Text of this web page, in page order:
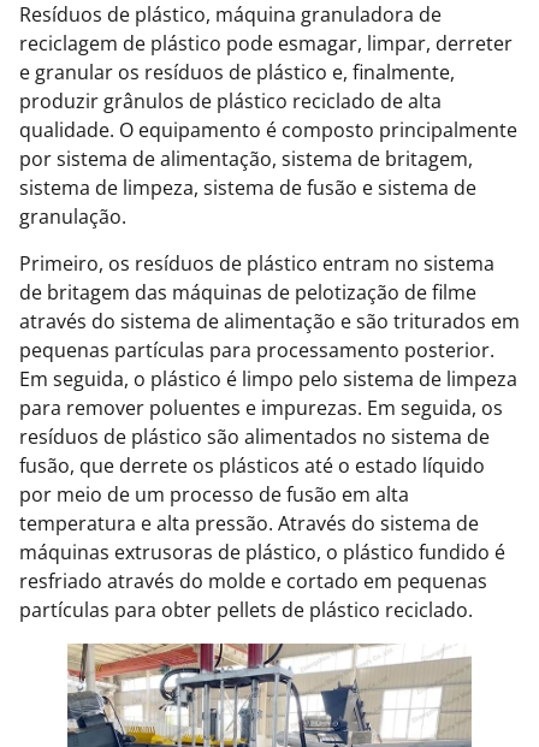
Resíduos de plástico, máquina granuladora de
reciclagem de plástico pode esmagar, limpar, derreter
e granular os resíduos de plástico e, finalmente,
produzir grânulos de plástico reciclado de alta
qualidade. O equipamento é composto principalmente
por sistema de alimentação, sistema de britagem,
sistema de limpeza, sistema de fusão e sistema de
granulação.
Primeiro, os resíduos de plástico entram no sistema
de britagem das máquinas de pelotização de filme
através do sistema de alimentação e são triturados em
pequenas partículas para processamento posterior.
Em seguida, o plástico é limpo pelo sistema de limpeza
para remover poluentes e impurezas. Em seguida, os
resíduos de plástico são alimentados no sistema de
fusão, que derrete os plásticos até o estado líquido
por meio de um processo de fusão em alta
temperatura e alta pressão. Através do sistema de
máquinas extrusoras de plástico, o plástico fundido é
resfriado através do molde e cortado em pequenas
partículas para obter pellets de plástico reciclado.